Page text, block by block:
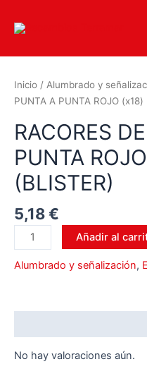
Inicio / Alumbrado y
PUNTA A PUNTA ROJO (x18)
RACORES
PUNTA
(BLISTER)
5,18€
Añadir al
Alumbrado y señalización,
No hay valoraciones aún.